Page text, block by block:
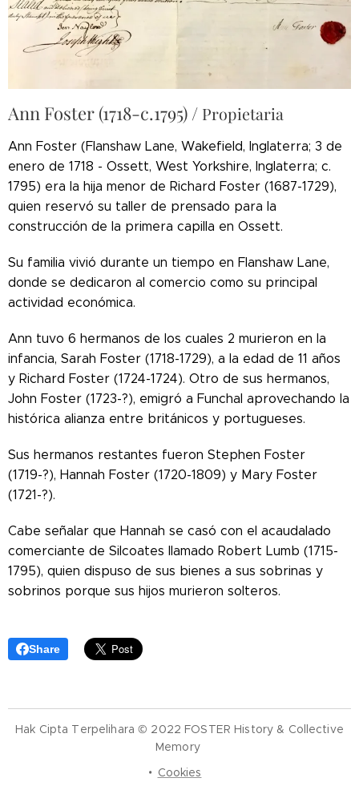
Ann Foster (1718-c.1795) / Propietaria
Ann Foster (Flanshaw Lane, Wakefield, Inglaterra; 3 de
enero de 1718 - Ossett, West Yorkshire, Inglaterra; c.
1795) era la hija menor de Richard Foster (1687-1729),
quien reservó su taller de prensado para la
construcción de la primera capilla en Ossett.
Su familia vivió durante un tiempo en Flanshaw Lane,
donde se dedicaron al comercio como su principal
actividad económica.
Ann tuvo 6 hermanos de los cuales 2 murieron en la
infancia, Sarah Foster (1718-1729), a la edad de 11 años
y Richard Foster (1724-1724). Otro de sus hermanos,
John Foster (1723-?), emigró a Funchal aprovechando la
histórica alianza entre británicos y portugueses.
Sus hermanos restantes fueron Stephen Foster
(1719-?), Hannah Foster (1720-1809) y Mary Foster
(1721-?).
Cabe señalar que Hannah se casó con el acaudalado
comerciante de Silcoates llamado Robert Lumb (1715-
1795), quien dispuso de sus bienes a sus sobrinas y
sobrinos porque sus hijos murieron solteros.
Share
Hak Cipta Terpelihara © 2022 FOSTER History & Collective
Memory
Cookies